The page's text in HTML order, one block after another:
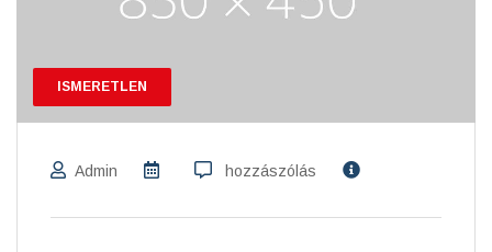
ISMERETLEN
Admin hozzászólás